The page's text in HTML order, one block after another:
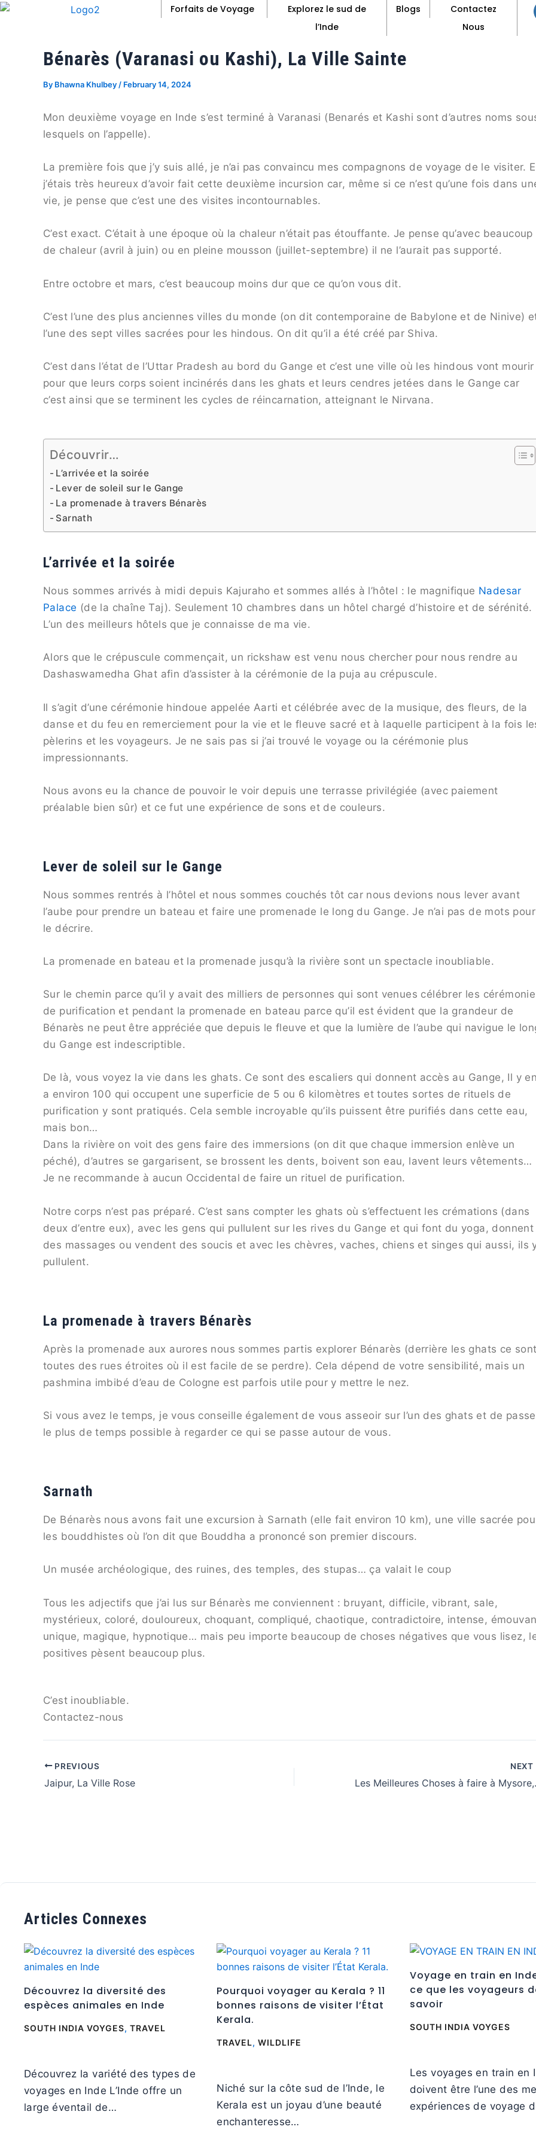
Skip
Forfaits de Voyage
Explorez le sud de
l’Inde
Blogs
Contactez
Nous
Bénarès (Varanasi ou Kashi), La Ville Sainte
By Bhawna Khulbey / February 14, 2024
Mon deuxième voyage en Inde s’est terminé à Varanasi (Benarés et Kashi sont d’autres noms
lesquels on l’appelle).
La première fois que j’y suis allé, je n’ai pas convaincu mes compagnons de voyage de le visiter.
j’étais très heureux d’avoir fait cette deuxième incursion car, même si ce n’est qu’une fois dans
vie, je pense que c’est une des visites incontournables.
C’est exact. C’était à une époque où la chaleur n’était pas étouffante. Je pense qu’avec beaucoup
de chaleur (avril à juin) ou en pleine mousson (juillet-septembre) il ne l’aurait pas supporté.
Entre octobre et mars, c’est beaucoup moins dur que ce qu’on vous dit.
C’est l’une des plus anciennes villes du monde (on dit contemporaine de Babylone et de Ninive)
l’une des sept villes sacrées pour les hindous. On dit qu’il a été créé par Shiva.
C’est dans l’état de l’Uttar Pradesh au bord du Gange et c’est une ville où les hindous vont mourir
pour que leurs corps soient incinérés dans les ghats et leurs cendres jetées dans le Gange car
c’est ainsi que se terminent les cycles de réincarnation, atteignant le Nirvana.
Découvrir…
L’arrivée et la soirée
Lever de soleil sur le Gange
La promenade à travers Bénarès
Sarnath
L’arrivée et la soirée
Nous sommes arrivés à midi depuis Kajuraho et sommes allés à l’hôtel : le magnifique Nadesar
Palace (de la chaîne Taj). Seulement 10 chambres dans un hôtel chargé d’histoire et de sérénité.
L’un des meilleurs hôtels que je connaisse de ma vie.
Alors que le crépuscule commençait, un rickshaw est venu nous chercher pour nous rendre au
Dashaswamedha Ghat afin d’assister à la cérémonie de la puja au crépuscule.
Il s’agit d’une cérémonie hindoue appelée Aarti et célébrée avec de la musique, des fleurs, de la
danse et du feu en remerciement pour la vie et le fleuve sacré et à laquelle participent à la fois
pèlerins et les voyageurs. Je ne sais pas si j’ai trouvé le voyage ou la cérémonie plus
impressionnants.
Nous avons eu la chance de pouvoir le voir depuis une terrasse privilégiée (avec paiement
préalable bien sûr) et ce fut une expérience de sons et de couleurs.
Lever de soleil sur le Gange
Nous sommes rentrés à l’hôtel et nous sommes couchés tôt car nous devions nous lever avant
l’aube pour prendre un bateau et faire une promenade le long du Gange. Je n’ai pas de mots pour
le décrire.
La promenade en bateau et la promenade jusqu’à la rivière sont un spectacle inoubliable.
Sur le chemin parce qu’il y avait des milliers de personnes qui sont venues célébrer les
de purification et pendant la promenade en bateau parce qu’il est évident que la grandeur de
Bénarès ne peut être appréciée que depuis le fleuve et que la lumière de l’aube qui navigue le
du Gange est indescriptible.
De là, vous voyez la vie dans les ghats. Ce sont des escaliers qui donnent accès au Gange, Il y
a environ 100 qui occupent une superficie de 5 ou 6 kilomètres et toutes sortes de rituels de
purification y sont pratiqués. Cela semble incroyable qu’ils puissent être purifiés dans cette eau,
mais bon…
Dans la rivière on voit des gens faire des immersions (on dit que chaque immersion enlève un
péché), d’autres se gargarisent, se brossent les dents, boivent son eau, lavent leurs vêtements…
Je ne recommande à aucun Occidental de faire un rituel de purification.
Notre corps n’est pas préparé. C’est sans compter les ghats où s’effectuent les crémations (dans
deux d’entre eux), avec les gens qui pullulent sur les rives du Gange et qui font du yoga, donnent
des massages ou vendent des soucis et avec les chèvres, vaches, chiens et singes qui aussi, ils
pullulent.
La promenade à travers Bénarès
Après la promenade aux aurores nous sommes partis explorer Bénarès (derrière les ghats ce
toutes des rues étroites où il est facile de se perdre). Cela dépend de votre sensibilité, mais un
pashmina imbibé d’eau de Cologne est parfois utile pour y mettre le nez.
Si vous avez le temps, je vous conseille également de vous asseoir sur l’un des ghats et de
le plus de temps possible à regarder ce qui se passe autour de vous.
Sarnath
De Bénarès nous avons fait une excursion à Sarnath (elle fait environ 10 km), une ville sacrée
les bouddhistes où l’on dit que Bouddha a prononcé son premier discours.
Un musée archéologique, des ruines, des temples, des stupas… ça valait le coup
Tous les adjectifs que j’ai lus sur Bénarès me conviennent : bruyant, difficile, vibrant, sale,
mystérieux, coloré, douloureux, choquant, compliqué, chaotique, contradictoire, intense,
unique, magique, hypnotique… mais peu importe beaucoup de choses négatives que vous lisez,
positives pèsent beaucoup plus.
C’est inoubliable.
Contactez-nous
PREVIOUS
Jaipur, La Ville Rose
NEXT
Les
Articles Connexes
Découvrez la diversité des
espèces animales en Inde
SOUTH INDIA VOYGES, TRAVEL
Découvrez la variété des types de
voyages en Inde L’Inde offre un
large éventail de…
Pourquoi voyager au Kerala ? 11
bonnes raisons de visiter l’État
Kerala.
TRAVEL,WILDLIFE
Niché sur la côte sud de l’Inde, le
Kerala est un joyau d’une beauté
enchanteresse…
Voyage en train en
ce que les voyageurs
savoir
SOUTH INDIA VOYGES
Les voyages en train en
doivent être l’une des
expériences de voyage